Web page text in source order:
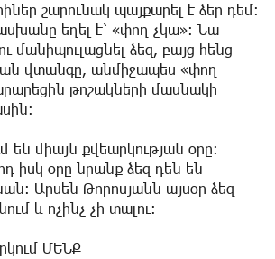
շարունակ պայքարել է ձեր դեմ։
եղել է՝ «փող չկա»։ Նա
մանիպուլացնել ձեզ, բայց հենց
վտանգը, անմիջապես «փող
թոշակների մասնակի
են միայն քվեարկության օրը։
իսկ օրը նրանք ձեզ դեն են
Արսեն Թորոսյանն այսօր ձեզ
և ոչինչ չի տալու։
ՄԵՆՔ